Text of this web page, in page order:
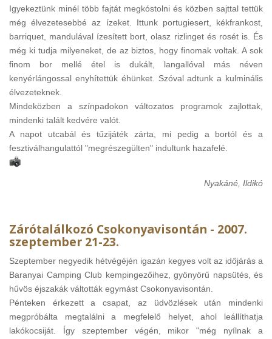
Igyekeztünk minél több fajtát megkóstolni és közben sajttal tettük
még élvezetesebbé az ízeket. Ittunk portugiesert, kékfrankost,
barriquet, mandulával ízesített bort, olasz rizlinget és rosét is. És
még ki tudja milyeneket, de az biztos, hogy finomak voltak. A sok
finom bor mellé étel is dukált, langallóval más néven
kenyérlángossal enyhítettük éhünket. Szóval adtunk a kulminális
élvezeteknek.
Mindeközben a színpadokon változatos programok zajlottak,
mindenki talált kedvére valót.
A napot utcabál és tűzijáték zárta, mi pedig a bortól és a
fesztiválhangulattól "megrészegülten" indultunk hazafelé.
Nyakáné, Ildikó
Zárótalálkozó Csokonyavisontán - 2007.
szeptember 21-23.
Szeptember negyedik hétvégéjén igazán kegyes volt az időjárás a
Baranyai Camping Club kempingezőihez, gyönyörű napsütés, és
hűvös éjszakák váltották egymást Csokonyavisontán.
Pénteken érkezett a csapat, az üdvözlések után mindenki
megpróbálta megtalálni a megfelelő helyet, ahol leállíthatja
lakókocsiját. Így szeptember végén, mikor "még nyílnak a